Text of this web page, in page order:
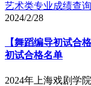
艺术类专业成绩查询
2024/2/28
【舞蹈编导初试合
初试合格名单
2024年上海戏剧学